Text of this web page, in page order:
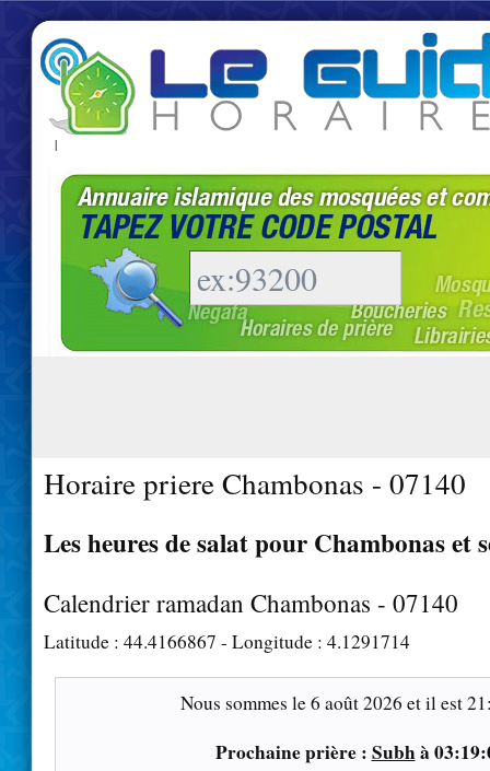
|
Horaire priere Chambonas - 07140
Les heures de salat pour Chambonas et
Calendrier ramadan Chambonas - 07140
Latitude : 44.4166867 - Longitude : 4.1291714
Nous sommes le6 août 2026 et il est
Prochaine prière : Subhà